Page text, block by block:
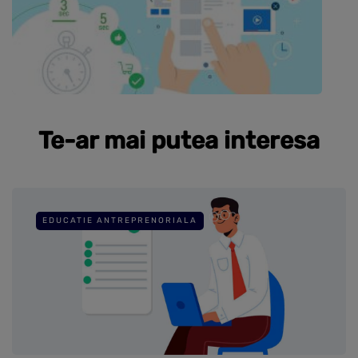
Te-ar mai putea interesa
EDUCATIE ANTREPRENORIALA